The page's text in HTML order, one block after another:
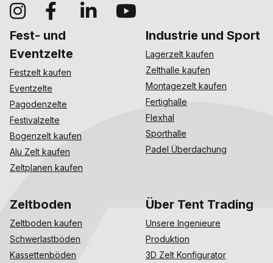
Fest- und
Eventzelte
Festzelt kaufen
Eventzelte
Pagodenzelte
Festivalzelte
Bogenzelt kaufen
Alu Zelt kaufen
Zeltplanen kaufen
Industrie und Sport
Lagerzelt kaufen
Zelthalle kaufen
Montagezelt kaufen
Fertighalle
Flexhal
Sporthalle
Padel Überdachung
Zeltboden
Zeltboden kaufen
Schwerlastböden
Kassettenböden
Über Tent Trading
Unsere Ingenieure
Produktion
3D Zelt Konfigurator